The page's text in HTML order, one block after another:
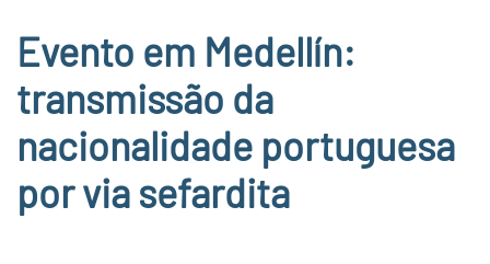
Evento em Medellín:
transmissão da
nacionalidade portuguesa
por via sefardita